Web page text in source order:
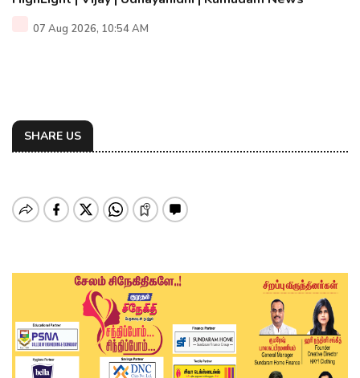
07 Aug 2026, 10:54 AM
SHARE US